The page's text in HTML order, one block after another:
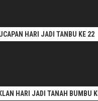
HARI JADI TANBU KE 22
HARI JADI TANAH BUMBU